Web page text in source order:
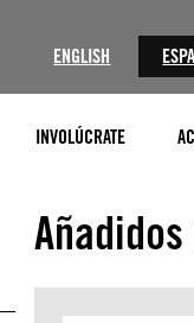
ENGLISH
INVOLÚCRATE